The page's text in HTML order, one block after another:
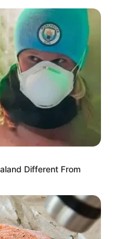
de Saúde
2026
Different From